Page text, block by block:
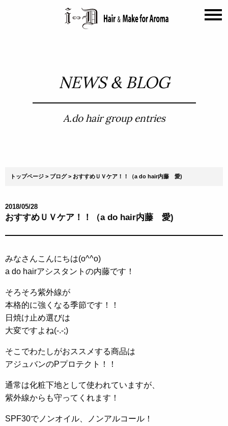
NEWS & BLOG
A.do hair group entries
トップページ ブログ おすすめＵＶケア！！（a do hair内藤 愛)
2018/05/28
おすすめＵＶケア！！（a do hair内藤 愛)
みなさんこんにちは(o^^o)
a do hairアシスタントの内藤です！
そろそろ紫外線が
本格的に強くなる季節です！！
日焼け止め選びは
大変ですよね(-.-;)
そこでわたしがおススメする商品は
アジュバンのPプロテクト！！
通常は化粧下地として使われていますが、
紫外線からも守ってくれます！
SPF30でノンオイル、ノンアルコール！